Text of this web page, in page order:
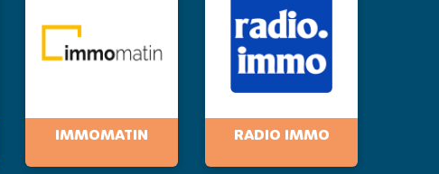
IMMOMATIN RADIO IMMO